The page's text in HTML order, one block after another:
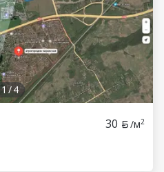
1 /4
30 /м2